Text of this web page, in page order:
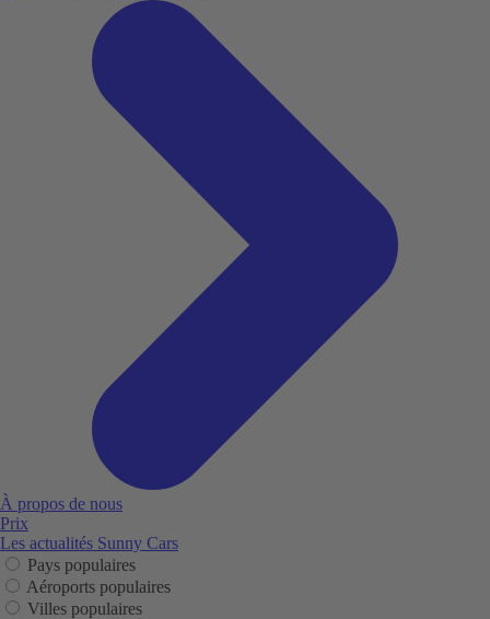
À propos de nous
Prix
Les actualités Sunny Cars
Pays populaires
Aéroports populaires
Villes populaires